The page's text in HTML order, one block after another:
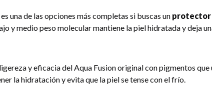
es una de las opciones más completas si buscas un protector
y medio peso molecular mantiene la piel hidratada y deja
y eficacia del Aqua Fusion original con pigmentos
la hidratación y evita que la piel se tense con el frío.